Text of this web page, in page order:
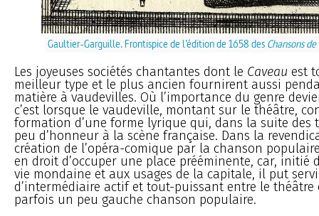
Gaultier-Garguille. Frontispice de l’édition de 1658 des Chansons
Les joyeuses sociétés chantantes dont le Caveau est
meilleur type et le plus ancien fournirent aussi
matière à vaudevilles. Où l’importance du genre
c’est lorsque le vaudeville, montant sur le théâtre,
formation d’une forme lyrique qui, dans la suite des
peu d’honneur à la scène française. Dans la
création de l’opéra-comique par la chanson
en droit d’occuper une place prééminente, car, initié
vie mondaine et aux usages de la capitale, il put
d’intermédiaire actif et tout-puissant entre le théâtre
parfois un peu gauche chanson populaire.